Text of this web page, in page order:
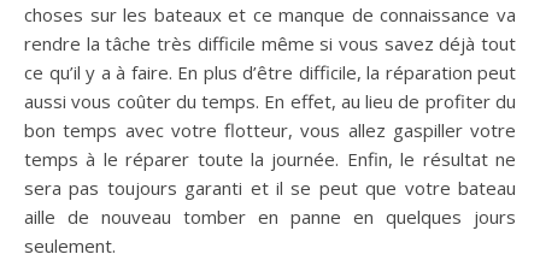
choses sur les bateaux et ce manque de connaissance va
rendre la tâche très difficile même si vous savez déjà tout
ce qu’il y a à faire. En plus d’être difficile, la réparation peut
aussi vous coûter du temps. En effet, au lieu de profiter du
bon temps avec votre flotteur, vous allez gaspiller votre
temps à le réparer toute la journée. Enfin, le résultat ne
sera pas toujours garanti et il se peut que votre bateau
aille de nouveau tomber en panne en quelques jours
seulement.